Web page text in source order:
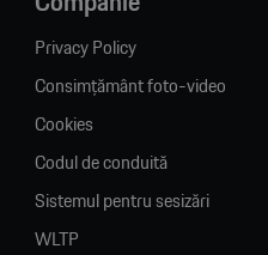
Privacy Policy
Consimțământ foto-video
Cookies
Codul de conduită
Sistemul pentru sesizări
WLTP